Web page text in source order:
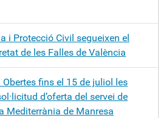
i Protecció Civil segueixen el
de les Falles de València
Obertes fins el 15 de juliol les
d’oferta del servei de
Mediterrània de Manresa